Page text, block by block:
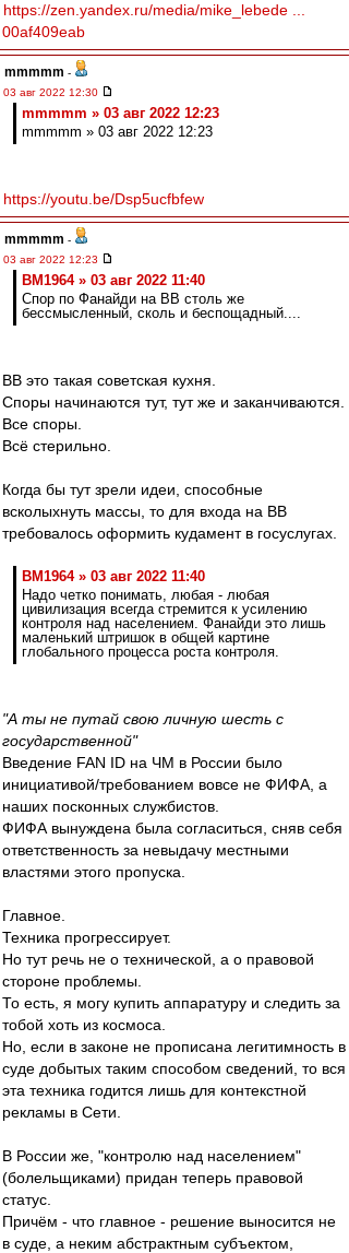
https://zen.yandex.ru/media/mike_lebede ...
00af409eab
mmmmm -
03 авг 2022 12:30
mmmmm » 03 авг 2022 12:23
mmmmm » 03 авг 2022 12:23
https://youtu.be/Dsp5ucfbfew
mmmmm -
03 авг 2022 12:23
BM1964 » 03 авг 2022 11:40
Спор по Фанайди на ВВ столь же
бессмысленный, сколь и беспощадный....
ВВ это такая советская кухня.
Споры начинаются тут, тут же и заканчиваются.
Все споры.
Всё стерильно.
Когда бы тут зрели идеи, способные
всколыхнуть массы, то для входа на ВВ
требовалось оформить кудамент в госуслугах.
BM1964 » 03 авг 2022 11:40
Надо четко понимать, любая - любая
цивилизация всегда стремится к усилению
контроля над населением. Фанайди это лишь
маленький штришок в общей картине
глобального процесса роста контроля.
"А ты не путай свою личную шесть с
государственной"
Введение FAN ID на ЧМ в России было
инициативой/требованием вовсе не ФИФА, а
наших посконных службистов.
ФИФА вынуждена была согласиться, сняв себя
ответственность за невыдачу местными
властями этого пропуска.
Главное.
Техника прогрессирует.
Но тут речь не о технической, а о правовой
стороне проблемы.
То есть, я могу купить аппаратуру и следить за
тобой хоть из космоса.
Но, если в законе не прописана легитимность в
суде добытых таким способом сведений, то вся
эта техника годится лишь для контекстной
рекламы в Сети.
В России же, "контролю над населением"
(болельщиками) придан теперь правовой
статус.
Причём - что главное - решение выносится не
в суде, а неким абстрактным субъектом,